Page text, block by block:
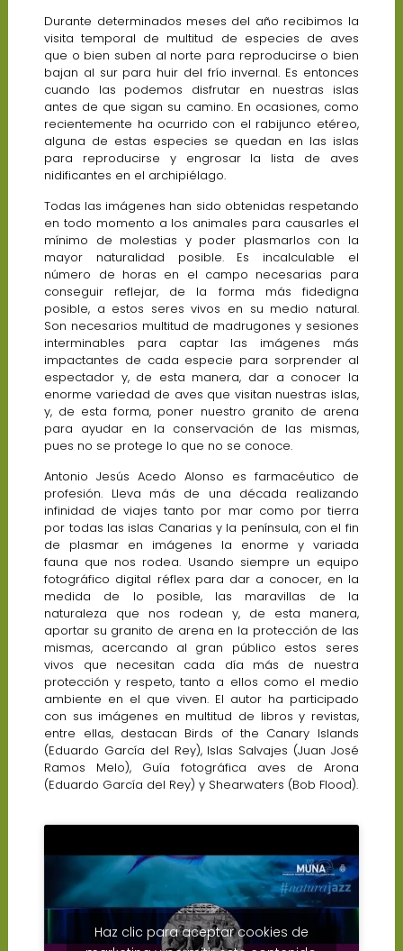
Durante determinados meses del año recibimos la
visita temporal de multitud de especies de aves
que o bien suben al norte para reproducirse o bien
bajan al sur para huir del frío invernal. Es entonces
cuando las podemos disfrutar en nuestras islas
antes de que sigan su camino. En ocasiones, como
recientemente ha ocurrido con el rabijunco etéreo,
alguna de estas especies se quedan en las islas
para reproducirse y engrosar la lista de aves
nidificantes en el archipiélago.
Todas las imágenes han sido obtenidas respetando
en todo momento a los animales para causarles el
mínimo de molestias y poder plasmarlos con la
mayor naturalidad posible. Es incalculable el
número de horas en el campo necesarias para
conseguir reflejar, de la forma más fidedigna
posible, a estos seres vivos en su medio natural.
Son necesarios multitud de madrugones y sesiones
interminables para captar las imágenes más
impactantes de cada especie para sorprender al
espectador y, de esta manera, dar a conocer la
enorme variedad de aves que visitan nuestras islas,
y, de esta forma, poner nuestro granito de arena
para ayudar en la conservación de las mismas,
pues no se protege lo que no se conoce.
Antonio Jesús Acedo Alonso es farmacéutico de
profesión. Lleva más de una década realizando
infinidad de viajes tanto por mar como por tierra
por todas las islas Canarias y la península, con el fin
de plasmar en imágenes la enorme y variada
fauna que nos rodea. Usando siempre un equipo
fotográfico digital réflex para dar a conocer, en la
medida de lo posible, las maravillas de la
naturaleza que nos rodean y, de esta manera,
aportar su granito de arena en la protección de las
mismas, acercando al gran público estos seres
vivos que necesitan cada día más de nuestra
protección y respeto, tanto a ellos como el medio
ambiente en el que viven. El autor ha participado
con sus imágenes en multitud de libros y revistas,
entre ellas, destacan Birds of the Canary Islands
(Eduardo García del Rey), Islas Salvajes (Juan José
Ramos Melo), Guía fotográfica aves de Arona
(Eduardo García del Rey) y Shearwaters (Bob Flood).
Haz clic para aceptar cookies de